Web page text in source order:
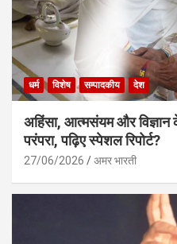
धर्म विशेष सम्पादकीय देश
अहिंसा, आत्मसंयम और
परंपरा, पढ़िए स्पेशल रिपोर्ट?
27/06/2026 अमर भारती